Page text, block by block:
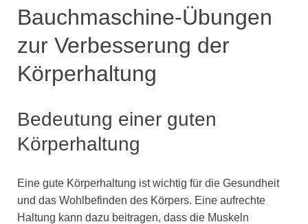
Bauchmaschine-Übungen
zur Verbesserung der
Körperhaltung
Bedeutung einer guten
Körperhaltung
Eine gute Körperhaltung ist wichtig für die Gesundheit
und das Wohlbefinden des Körpers. Eine aufrechte
Haltung kann dazu beitragen, dass die Muskeln